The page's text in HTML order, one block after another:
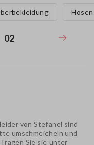
Hosen
02
von Stefanel sind
umschmeicheln und
Sie sie unter